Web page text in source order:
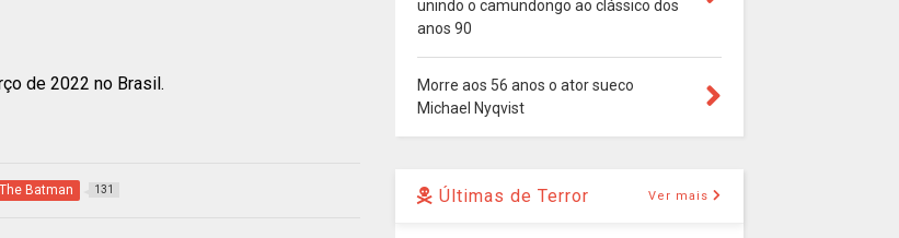
de 2022 no Brasil.
The Batman 131
unindo o camundongo ao clássico dos
anos 90
Morre aos 56 anos o ator sueco
Michael Nyqvist
Últimas de Terror Ver mais